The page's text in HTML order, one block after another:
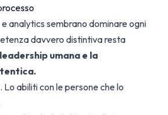
analytics sembrano dominare ogni
davvero distintiva resta
umana e la
Lo abiliti con le persone che lo